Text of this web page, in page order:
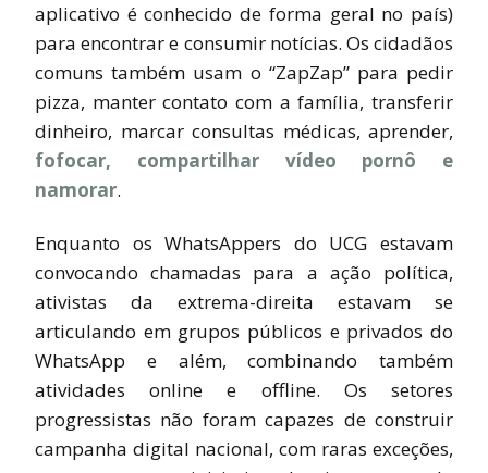
aplicativo é conhecido de forma geral no país)
para encontrar e consumir notícias. Os cidadãos
comuns também usam o “ZapZap” para pedir
pizza, manter contato com a família, transferir
dinheiro, marcar consultas médicas, aprender,
fofocar, compartilhar vídeo pornô e
namorar.
Enquanto os WhatsAppers do UCG estavam
convocando chamadas para a ação política,
ativistas da extrema-direita estavam se
articulando em grupos públicos e privados do
WhatsApp e além, combinando também
atividades online e offline. Os setores
progressistas não foram capazes de construir
campanha digital nacional, com raras exceções,